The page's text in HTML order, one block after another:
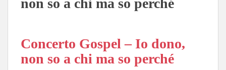
Concerto Gospel – Io dono,
non so a chi ma so perché